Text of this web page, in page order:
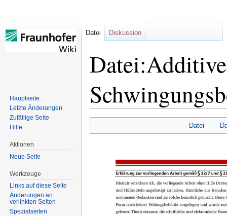
Datei
Datei Diskussion
Hauptseite
Letzte Änderungen
Zufällige Seite
Hilfe
Aktionen
Neue Seite
Werkzeuge
Links auf diese Seite
Änderungen an
verlinkten Seiten
Spezialseiten